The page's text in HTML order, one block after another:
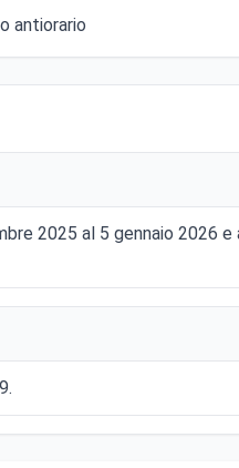
antiorario
2025 al 5 gennaio 2026